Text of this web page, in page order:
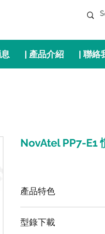
| 產品介紹 | 聯絡
NovAtel PP7-E1
產品特色
IMU，二者應用NovAtel
型錄下載